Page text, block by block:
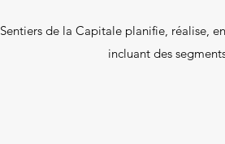
Sentiers de la Capitale planifie, réalise,
incluant des